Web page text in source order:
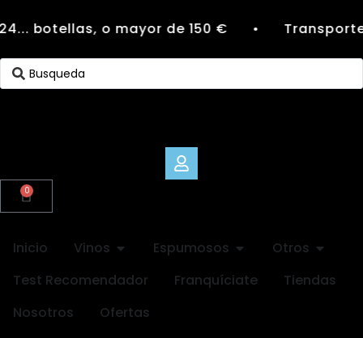
botellas, o mayor de 150 € ●
0
Inicio Vinos Espumosos
Otros
Test Recomendador
Franquíciate
Tiendas
Nosotros
Ofertas